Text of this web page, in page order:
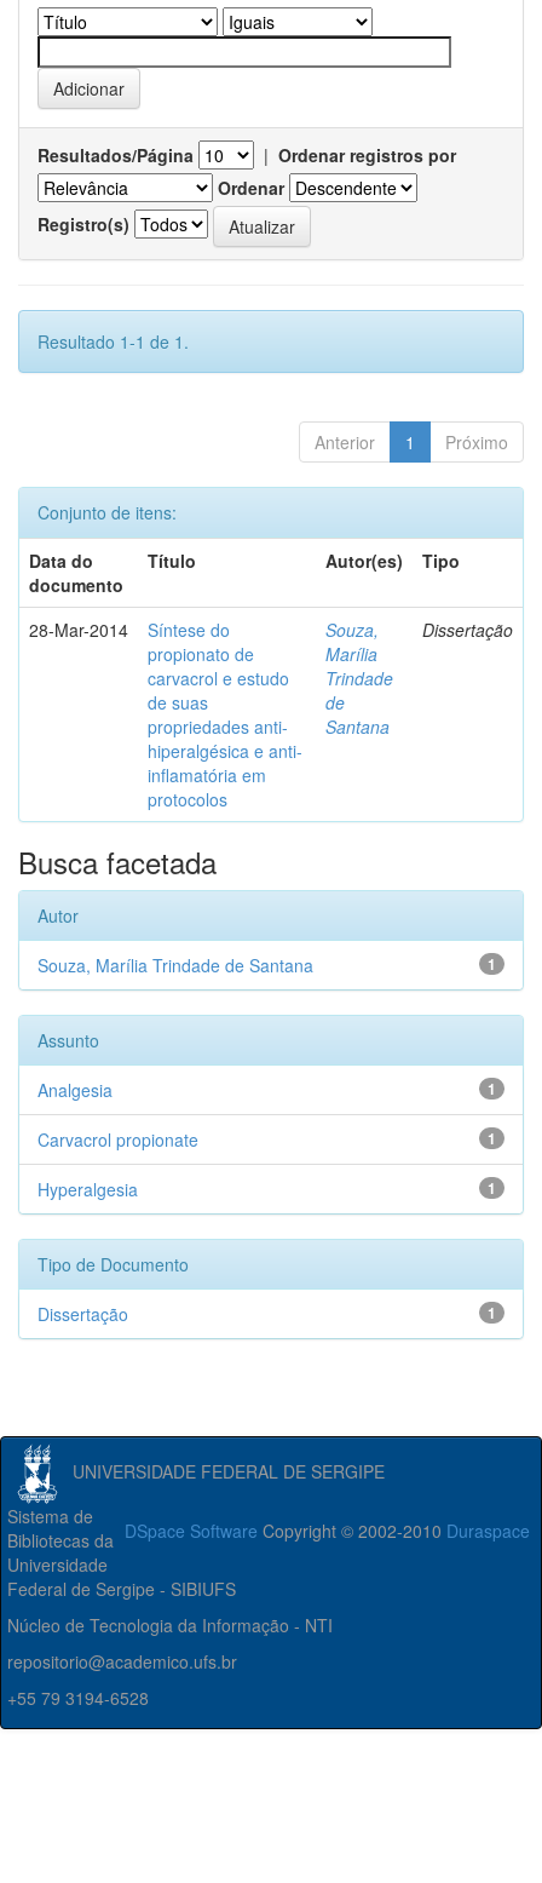
Resultados/Página | Ordenar registros por
Ordenar
Registro(s)
Resultado 1-1 de 1.
Anterior 1 Próximo
Conjunto de itens:
Data do
documento
Título Autor(es) Tipo
28-Mar-2014
Síntese do
propionato de
carvacrol e estudo
de suas
propriedades anti-
hiperalgésica e anti-
inflamatória em
protocolos
Souza,
Marília
Trindade
de
Santana
Dissertação
Busca facetada
Autor
1
Souza, Marília Trindade de Santana
Assunto
1
Analgesia
1
Carvacrol propionate
1
Hyperalgesia
Tipo de Documento
1
Dissertação
UNIVERSIDADE FEDERAL DE SERGIPE
DSpace Software Copyright © 2002-2010 Duraspace
Sistema de
Bibliotecas da
Universidade
Federal de Sergipe - SIBIUFS
Núcleo de Tecnologia da Informação - NTI
repositorio@academico.ufs.br
+55 79 3194-6528